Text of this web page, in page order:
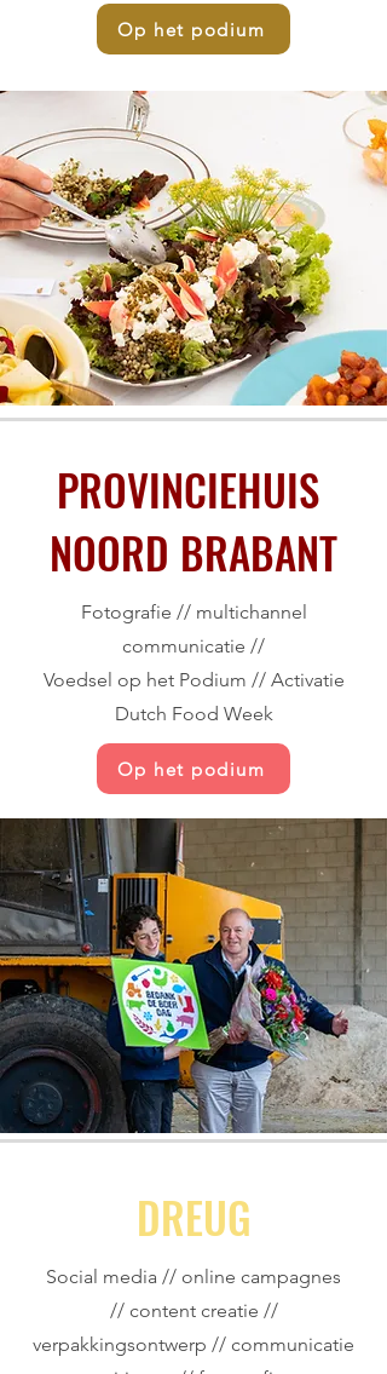
Op het podium
PROVINCIEHUIS
NOORD BRABANT
Fotografie // multichannel
communicatie //
Voedsel op het Podium // Activatie
Dutch Food Week
Op het podium
DREUG
Social media // online campagnes
// content creatie //
verpakkingsontwerp // communicatie